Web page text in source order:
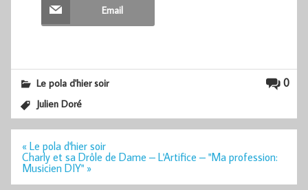
Email
0
Le pola d'hier soir
Julien Doré
Navigation
de
l’article
« Le pola d'hier soir
Charly et sa Drôle de Dame – L'Artifice – "Ma profession:
Musicien DIY" »